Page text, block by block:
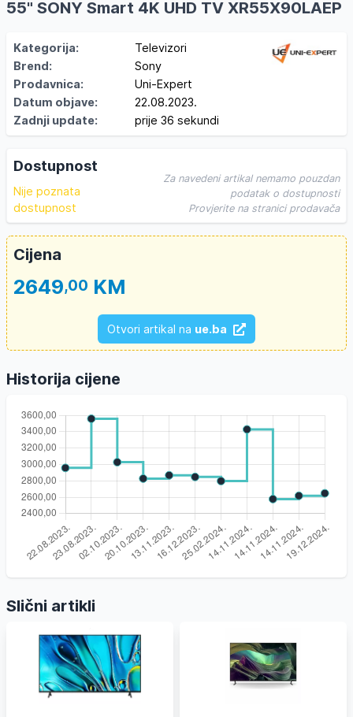
55" SONY Smart 4K UHD TV XR55X90LAEP
Kategorija:
Televizori
Brend:
Sony
Prodavnica:
Uni-Expert
Datum objave:
22.08.2023.
Zadnji update:
prije 36 sekundi
Dostupnost
Nije poznata
dostupnost
Za navedeni artikal nemamo pouzdan
podatak o dostupnosti
Provjerite na stranici prodavača
Cijena
2649,00 KM
Otvori artikal na ue.ba
Historija cijene
Slični artikli